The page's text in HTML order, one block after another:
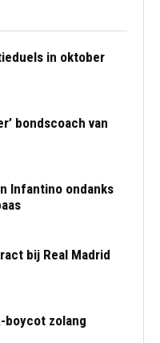
in oktober
bondscoach van
Infantino ondanks
bij Real Madrid
boycot zolang